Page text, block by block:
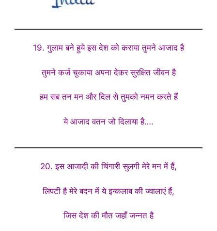
19. गुलाम बने हुये इस देश को कराया तुमने आजाद है
तुमने कर्ज चुकाया अपना देकर सुरक्षित जीवन है
हम सब तन मन और दिल से तुमको नमन करते हैं
ये आजाद वतन जो दिलाया है….
20. इस आजादी की चिंगारी सुलगी मेरे मन में हैं,
लिपटी है मेरे बदन में ये इन्कलाब की ज्वालाएं हैं,
जिस देश की मौत जहाँ जन्नत है